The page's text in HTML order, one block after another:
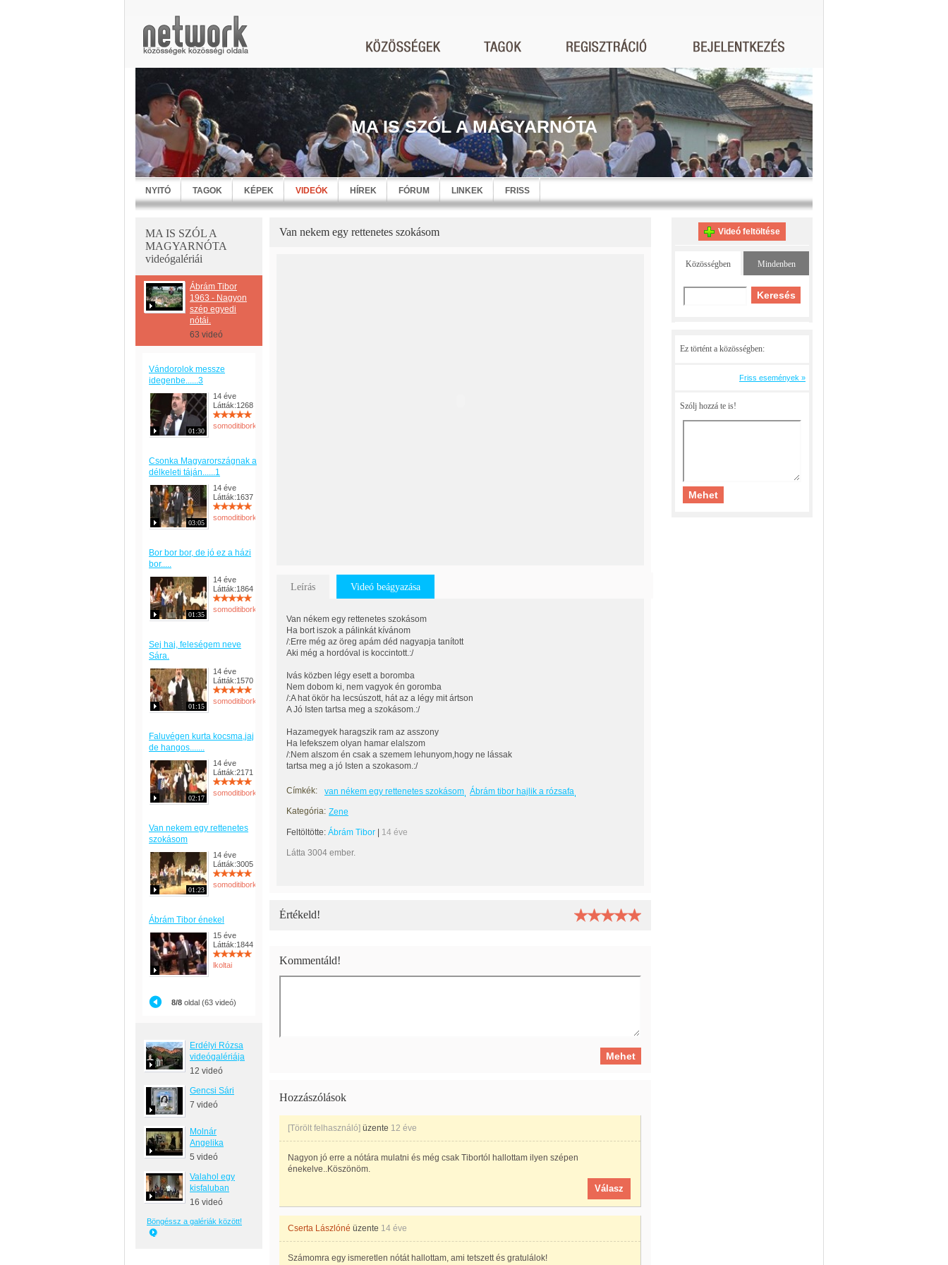
MA IS SZÓL A MAGYARNÓTA
NYITÓ TAGOK KÉPEK VIDEÓK HÍREK FÓRUM LINKEK FRISS
MA IS SZÓL A
MAGYARNÓTA
videógalériái
Ábrám Tibor
1963 - Nagyon
szép egyedi
nótái.
63 videó
Vándorolok messze
idegenbe......3
01:30
14 éve
Látták:1268
somoditiborka
Csonka Magyarországnak a
délkeleti táján......1
03:05
14 éve
Látták:1637
somoditiborka
Bor bor bor, de jó ez a házi
bor.....
01:35
14 éve
Látták:1864
somoditiborka
Sej haj, feleségem neve
Sára.
01:15
14 éve
Látták:1570
somoditiborka
Faluvégen kurta kocsma,jaj
de hangos.......
02:17
14 éve
Látták:2171
somoditiborka
Van nekem egy rettenetes
szokásom
01:23
14 éve
Látták:3005
somoditiborka
Ábrám Tibor énekel
15 éve
Látták:1844
lkoltai
8/8 oldal (63 videó)
Erdélyi Rózsa
videógalériája
12 videó
Gencsi Sári
7 videó
Molnár
Angelika
5 videó
Valahol egy
kisfaluban
16 videó
Böngéssz a galériák között!
Van nekem egy rettenetes szokásom
Leírás Videó beágyazása
Van nékem egy rettenetes szokásom
Ha bort iszok a pálinkát kívánom
/:Erre még az öreg apám déd nagyapja tanított
Aki még a hordóval is koccintott.:/
Ivás közben légy esett a boromba
Nem dobom ki, nem vagyok én goromba
/:A hat ökör ha lecsúszott, hát az a légy mit ártson
A Jó Isten tartsa meg a szokásom.:/
Hazamegyek haragszik ram az asszony
Ha lefekszem olyan hamar elalszom
/:Nem alszom én csak a szemem lehunyom,hogy ne lássak
tartsa meg a jó Isten a szokasom.:/
Címkék: van nékem egy rettenetes szokásom Ábrám tibor hajlik a rózsafa
Kategória: Zene
Feltöltötte: Ábrám Tibor 14 éve
Látta 3004 ember.
Értékeld!
Kommentáld!
Hozzászólások
[Törölt felhasználó] üzente 12 éve
Nagyon jó erre a nótára mulatni és még csak Tibortól hallottam ilyen szépen
énekelve..Köszönöm.
Válasz
Cserta Lászlóné üzente 14 éve
Számomra egy ismeretlen nótát hallottam, ami tetszett és gratulálok!
Videó feltöltése
Közösségben Mindenben
Ez történt a közösségben:
Friss események »
Szólj hozzá te is!